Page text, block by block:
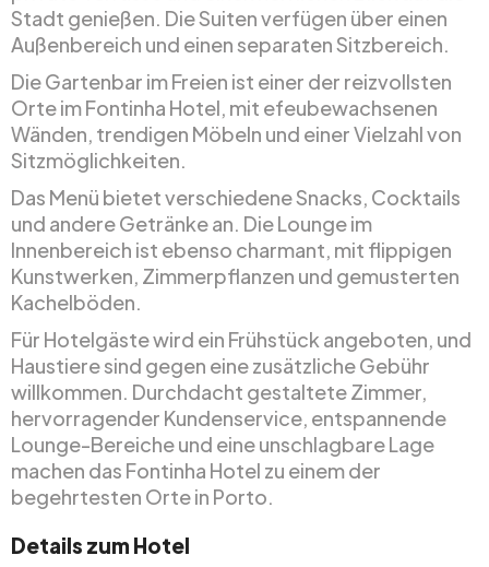
Stadt genießen. Die Suiten verfügen über einen
Außenbereich und einen separaten Sitzbereich.
Die Gartenbar im Freien ist einer der reizvollsten
Orte im Fontinha Hotel, mit efeubewachsenen
Wänden, trendigen Möbeln und einer Vielzahl von
Sitzmöglichkeiten.
Das Menü bietet verschiedene Snacks, Cocktails
und andere Getränke an. Die Lounge im
Innenbereich ist ebenso charmant, mit flippigen
Kunstwerken, Zimmerpflanzen und gemusterten
Kachelböden.
Für Hotelgäste wird ein Frühstück angeboten, und
Haustiere sind gegen eine zusätzliche Gebühr
willkommen. Durchdacht gestaltete Zimmer,
hervorragender Kundenservice, entspannende
Lounge-Bereiche und eine unschlagbare Lage
machen das Fontinha Hotel zu einem der
begehrtesten Orte in Porto.
Details zum Hotel